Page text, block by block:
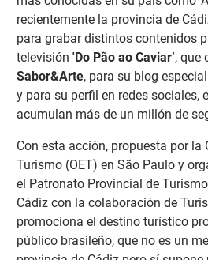
recientemente la provincia de
para grabar distintos contenidos
televisión 'Do Pão ao Caviar’, que
Sabor&Arte, para su blog
y para su perfil en redes sociales,
acumulan más de un millón de
Con esta acción, propuesta por la
Turismo (OET) en São Paulo y
el Patronato Provincial de
Cádiz con la colaboración de
promociona el destino turístico
público brasileño, que no es un